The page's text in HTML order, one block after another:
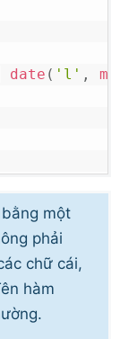
date ( 'l' ,
một
phải
chữ cái,
hàm